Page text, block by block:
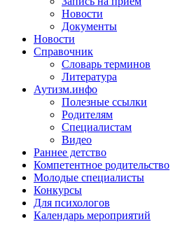
Новости
Документы
Новости
Справочник
Словарь терминов
Литература
Аутизм.инфо
Полезные ссылки
Родителям
Специалистам
Видео
Раннее детство
Компетентное родительство
Молодые специалисты
Конкурсы
Для психологов
Календарь мероприятий